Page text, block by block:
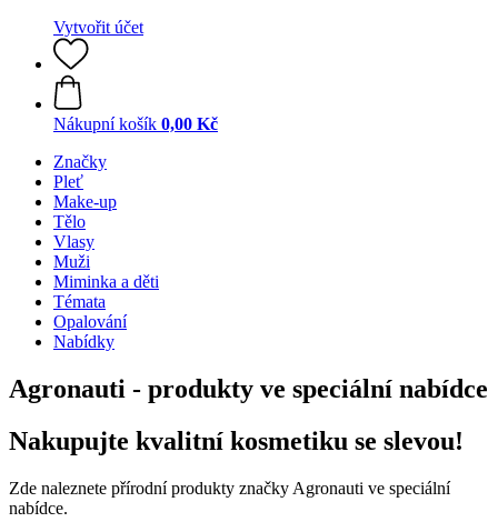
Vytvořit účet
Nákupní košík 0,00 Kč
Značky
Pleť
Make-up
Tělo
Vlasy
Muži
Miminka a děti
Témata
Opalování
Nabídky
Agronauti - produkty ve speciální nabídce
Nakupujte kvalitní kosmetiku se slevou!
Zde naleznete přírodní produkty značky Agronauti ve speciální
nabídce.